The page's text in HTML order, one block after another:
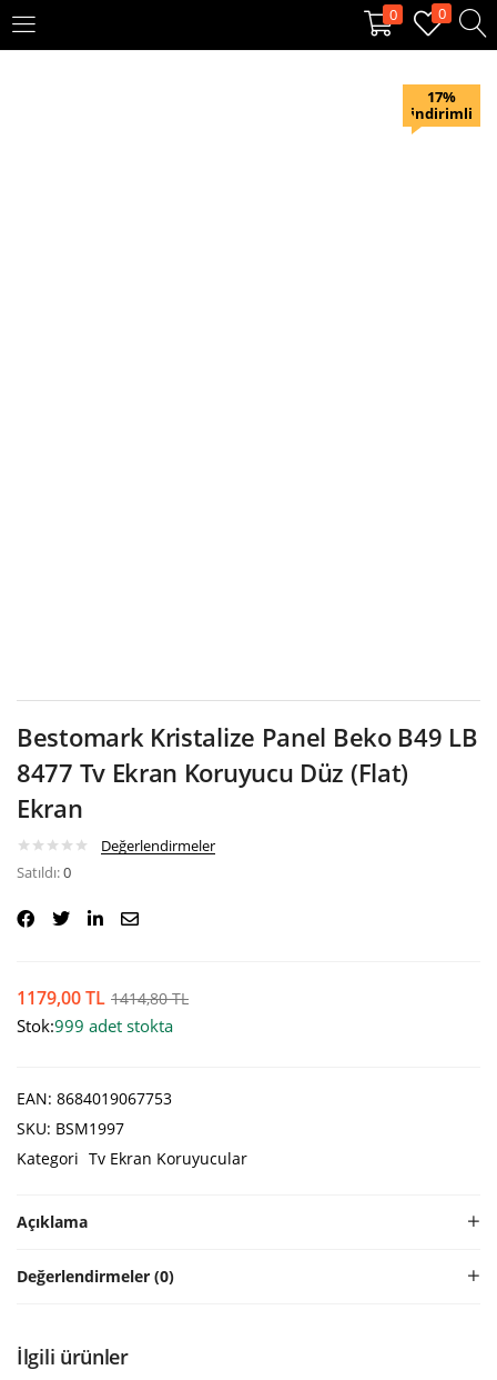
0 0
KAYIT OL
17%
indirimli
Bestomark Kristalize Panel Beko B49 LB
8477 Tv Ekran Koruyucu Düz (Flat)
Ekran
Değerlendirmeler
Satıldı:0
1179,00TL 1414,80TL
Stok:999 adet stokta
EAN: 8684019067753
SKU: BSM1997
Kategori Tv Ekran Koruyucular
Açıklama
Değerlendirmeler (0)
İlgili ürünler